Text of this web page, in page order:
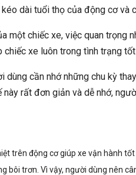
dài tuổi thọ của động cơ và
một chiếc xe, việc quan trọng
xe luôn trong tình trạng
cần nhớ những chu kỳ
rất đơn giản và dễ nhớ,
trên động cơ giúp xe vận hành
bôi trơn. Vì vậy, người dùng nên